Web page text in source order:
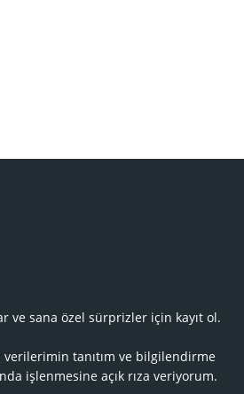
ve sana özel sürprizler için kayıt ol.
verilerimin tanıtım ve bilgilendirme
işlenmesine açık rıza veriyorum.